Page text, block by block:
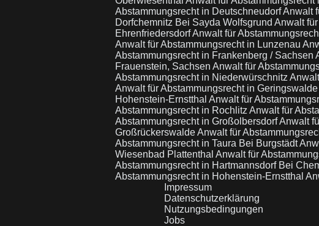
Abstammungsrecht in DeutschneudorfAnwalt
Dorfchemnitz Bei Sayda Wolfsgrund Anwalt
EhrenfriedersdorfAnwalt für
Anwalt für Abstammungsrecht in Lunzenau
Abstammungsrecht in Frankenberg / Sachsen
Frauenstein, Sachsen Anwalt für
Abstammungsrecht in Niederwürschnitz
Anwalt für Abstammungsrecht in Geringswalde
Hohenstein-Ernstthal Anwalt für
Abstammungsrecht in Rochlitz Anwalt für
Abstammungsrecht in GroßolbersdorfAnwalt
GroßrückerswaldeAnwalt für
Abstammungsrecht in Taura Bei Burgstädt
Wiesenbad Plattenthal Anwalt für
Abstammungsrecht in Hartmannsdorf Bei
Abstammungsrecht in Hohenstein-Ernstthal
Impressum
Datenschutzerklärung
Nutzungsbedingungen
Jobs